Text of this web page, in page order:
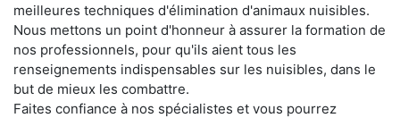
meilleures techniques d'élimination d'animaux nuisibles.
Nous mettons un point d'honneur à assurer la formation de
nos professionnels, pour qu'ils aient tous les
renseignements indispensables sur les nuisibles, dans le
but de mieux les combattre.
Faites confiance à nos spécialistes et vous pourrez